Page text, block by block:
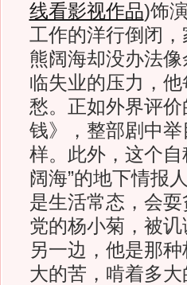
线看影视作品)饰
工作的洋行倒闭
熊阔海却没办法
临失业的压力，
愁。正如外界评
钱》，整部剧中
样。此外，这个
阔海”的地下情报
是生活常态，会
党的杨小菊，被
另一边，他是那
大的苦，啃着多